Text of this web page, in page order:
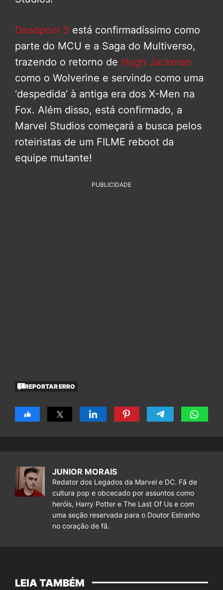
Deadpool 3 está confirmadíssimo como
parte do MCU e a Saga do Multiverso,
trazendo o retorno de Hugh Jackman
como o Wolverine e servindo como uma
‘despedida’ à antiga era dos X-Men na
Fox. Além disso, está confirmado, a
Marvel Studios começará a busca pelos
roteiristas de um FILME reboot da
equipe mutante!
PUBLICIDADE
REPORTAR ERRO
JUNIOR MORAIS
Redator dos Legados da Marvel e DC. Fã de
cultura pop e obcecado por assuntos como
heróis, Harry Potter e The Last Of Us e com
uma seção reservada para o Doutor Estranho
no coração de fã.
LEIA TAMBÉM